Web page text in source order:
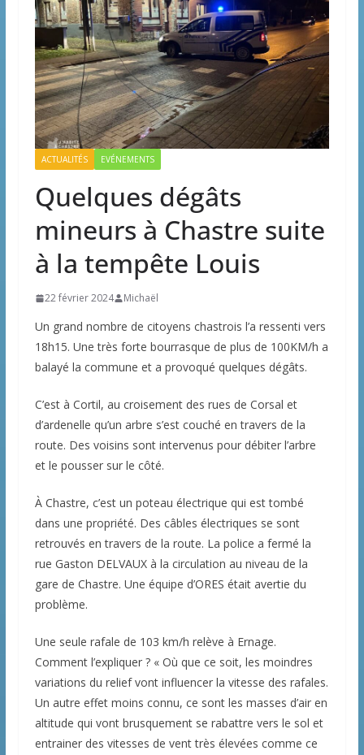
ACTUALITÉS EVÉNEMENTS
Quelques dégâts
mineurs à Chastre suite
à la tempête Louis
22 février 2024 Michaël
Un grand nombre de citoyens chastrois l’a ressenti vers
18h15. Une très forte bourrasque de plus de 100KM/h a
balayé la commune et a provoqué quelques dégâts.
C’est à Cortil, au croisement des rues de Corsal et
d’ardenelle qu’un arbre s’est couché en travers de la
route. Des voisins sont intervenus pour débiter l’arbre
et le pousser sur le côté.
À Chastre, c’est un poteau électrique qui est tombé
dans une propriété. Des câbles électriques se sont
retrouvés en travers de la route. La police a fermé la
rue Gaston DELVAUX à la circulation au niveau de la
gare de Chastre. Une équipe d’ORES était avertie du
problème.
Une seule rafale de 103 km/h relève à Ernage.
Comment l’expliquer ? « Où que ce soit, les moindres
variations du relief vont influencer la vitesse des rafales.
Un autre effet moins connu, ce sont les masses d’air en
altitude qui vont brusquement se rabattre vers le sol et
entrainer des vitesses de vent très élevées comme ce